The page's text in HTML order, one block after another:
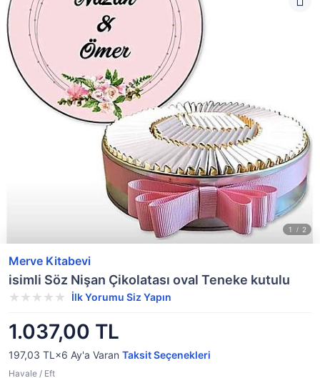
Merve Kitabevi
isimli Söz Nişan Çikolatası oval Teneke kutulu
İlk Yorumu Siz Yapın
1.037,00 TL
197,03 TL×6 Ay'a Varan Taksit Seçenekleri
Havale / Eft